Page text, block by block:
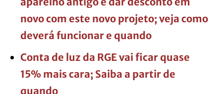
novo com este novo projeto; veja como
deverá funcionar e quando
Conta de luz da RGE vai ficar quase
15% mais cara; Saiba a partir de
quando